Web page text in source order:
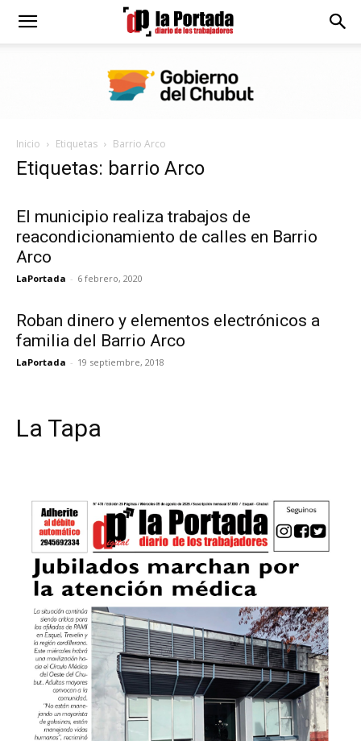
Diario
Portada
Inicio Etiquetas Barrio Arco
Etiquetas: barrio Arco
El municipio realiza trabajos de
reacondicionamiento de calles en Barrio
Arco
LaPortada - 6 febrero, 2020
Roban dinero y elementos electrónicos a
familia del Barrio Arco
LaPortada - 19 septiembre, 2018
La Tapa